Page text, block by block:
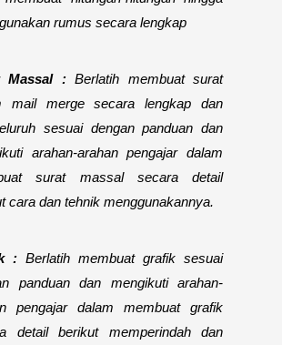
rumus secara lengkap
Massal :Berlatih membuat surat
mail merge secara lengkap dan
sesuai dengan panduan dan
arahan-arahan pengajar dalam
surat massal secara detail
cara dan tehnik menggunakannya.
: Berlatih membuat grafik sesuai
panduan dan mengikuti arahan-
pengajar dalam membuat grafik
detail berikut memperindah dan